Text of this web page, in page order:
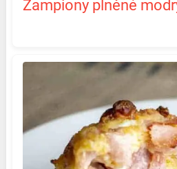
Žampiony plněné